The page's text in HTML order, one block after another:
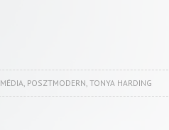
MÉDIA, POSZTMODERN, TONYA HARDING